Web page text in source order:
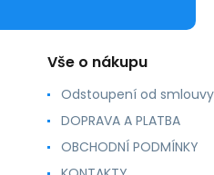
Vše o nákupu
Odstoupení od smlouvy
DOPRAVA A PLATBA
OBCHODNÍ PODMÍNKY